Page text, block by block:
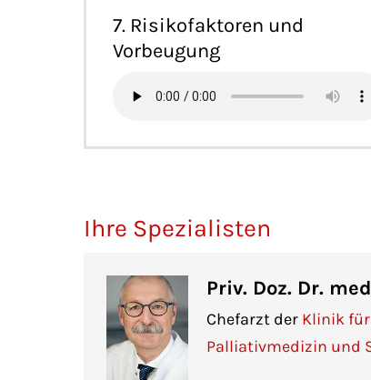
7. Risikofaktoren und
Vorbeugung
Ihre Spezialisten
Priv. Doz. Dr.
Chefarzt der Klinik
Palliativmedizin und